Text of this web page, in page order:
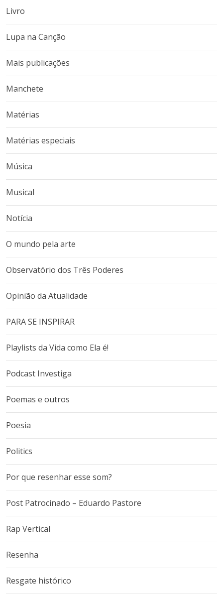
Livro
Lupa na Canção
Mais publicações
Manchete
Matérias
Matérias especiais
Música
Musical
Notícia
O mundo pela arte
Observatório dos Três Poderes
Opinião da Atualidade
PARA SE INSPIRAR
Playlists da Vida como Ela é!
Podcast Investiga
Poemas e outros
Poesia
Politics
Por que resenhar esse som?
Post Patrocinado – Eduardo Pastore
Rap Vertical
Resenha
Resgate histórico